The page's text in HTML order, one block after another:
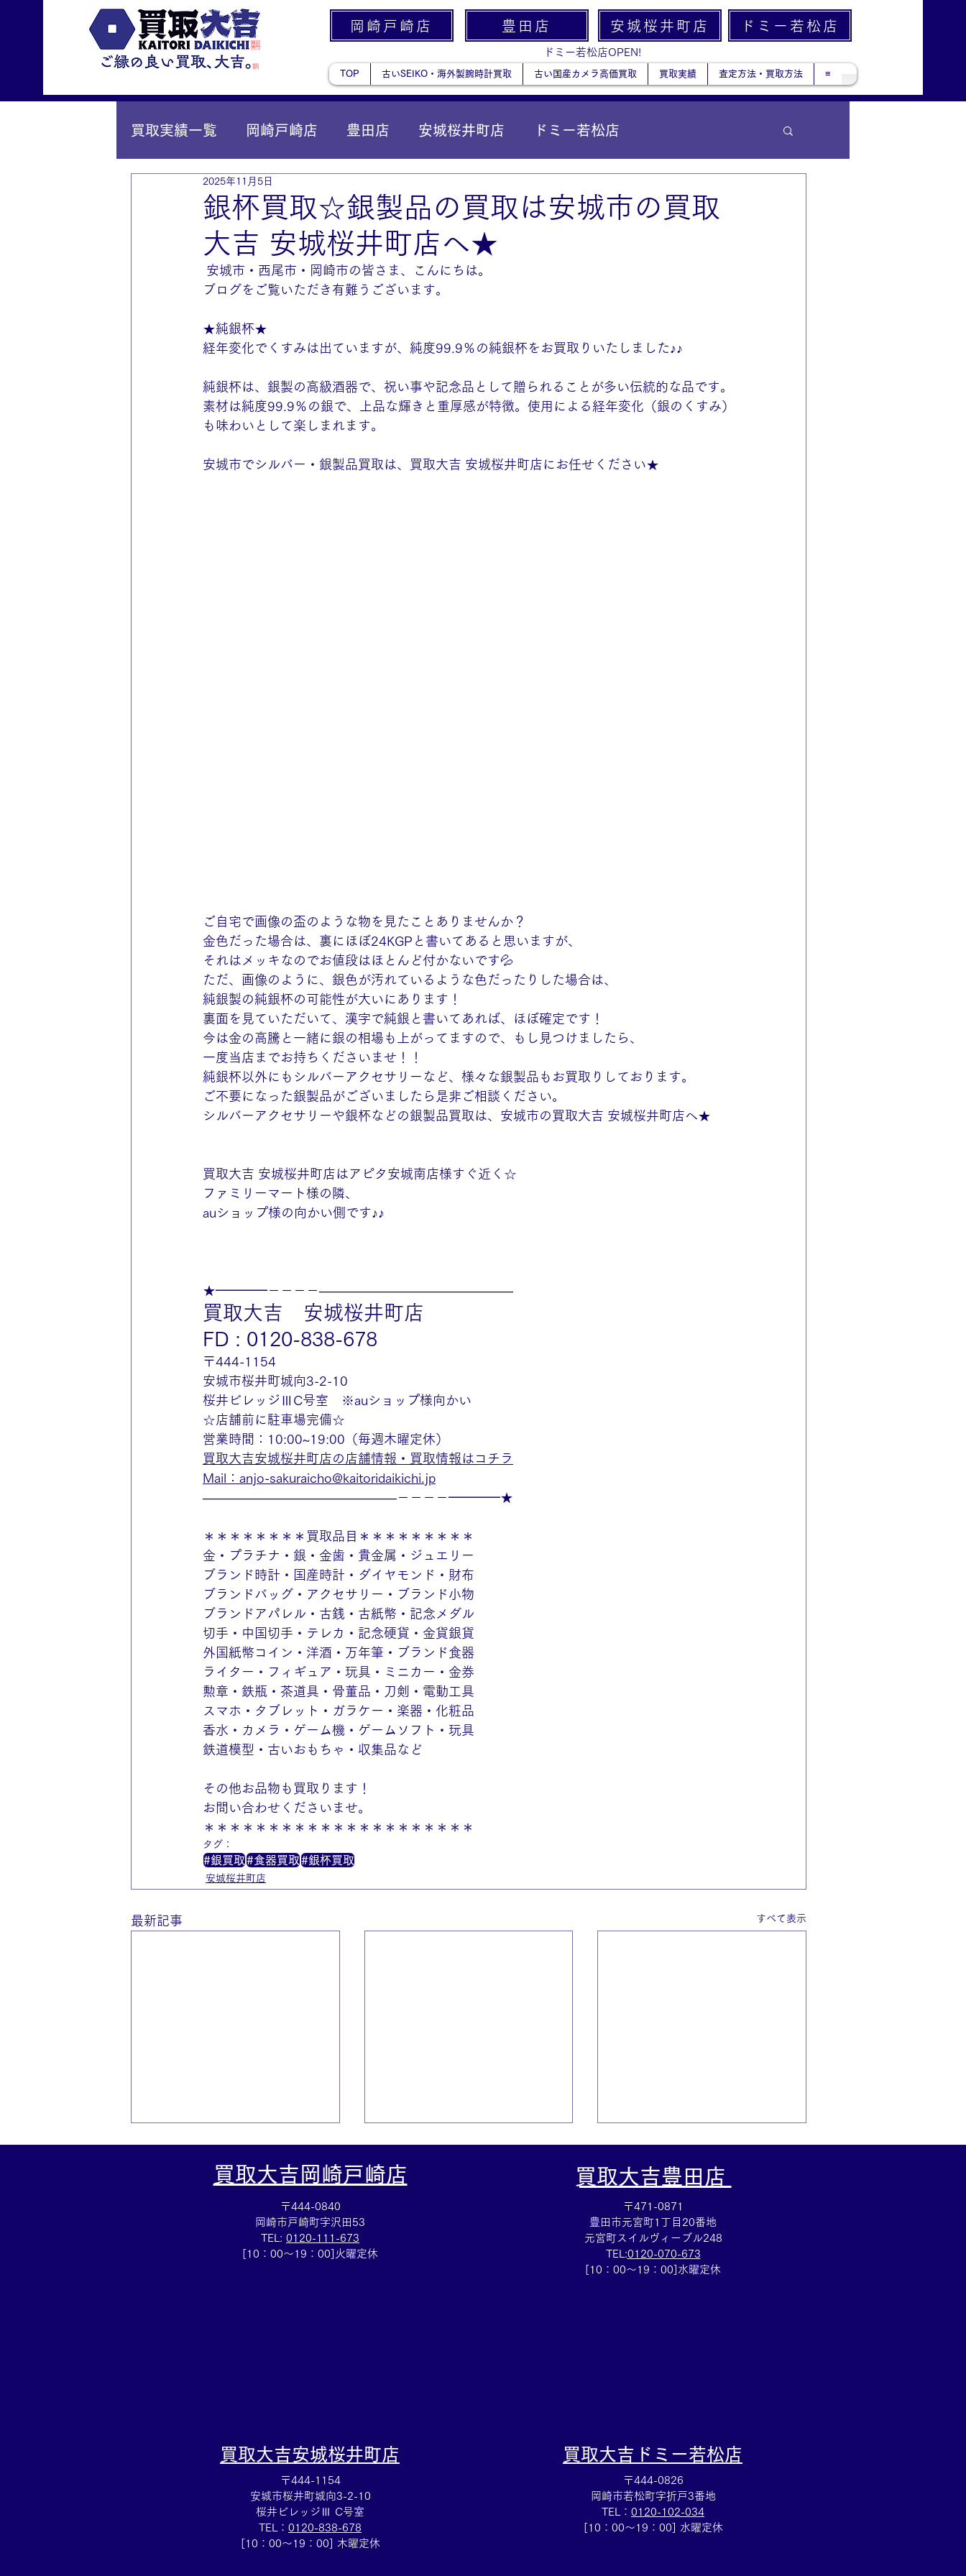
岡崎戸崎店 豊田店 安城桜井町店 ドミー若松店
ドミー若松店OPEN!
TOP 古いSEIKO・海外製腕時計買取 古い国産カメラ高価買取 買取実績 査定方法・買取方法 ≡
買取実績一覧 岡崎戸崎店 豊田店 安城桜井町店 ドミー若松店
IY安城店（安城桜井町店に統合）
銀杯買取☆銀製品の買取は安城市の買取
大吉 安城桜井町店へ★
2025年11月5日
安城市・西尾市・岡崎市の皆さま、こんにちは。
ブログをご覧いただき有難うございます。
★純銀杯★
経年変化でくすみは出ていますが、純度99.9％の純銀杯をお買取りいたしました♪♪
純銀杯は、銀製の高級酒器で、祝い事や記念品として贈られることが多い伝統的な品です。
素材は純度99.9％の銀で、上品な輝きと重厚感が特徴。使用による経年変化（銀のくすみ）
も味わいとして楽しまれます。
安城市でシルバー・銀製品買取は、買取大吉 安城桜井町店にお任せください★
ご自宅で画像の盃のような物を見たことありませんか？
金色だった場合は、裏にほぼ24KGPと書いてあると思いますが、
それはメッキなのでお値段はほとんど付かないです💦
ただ、画像のように、銀色が汚れているような色だったりした場合は、
純銀製の純銀杯の可能性が大いにあります！
裏面を見ていただいて、漢字で純銀と書いてあれば、ほぼ確定です！
今は金の高騰と一緒に銀の相場も上がってますので、もし見つけましたら、
一度当店までお持ちくださいませ！！
純銀杯以外にもシルバーアクセサリーなど、様々な銀製品もお買取りしております。
ご不要になった銀製品がございましたら是非ご相談ください。
シルバーアクセサリーや銀杯などの銀製品買取は、安城市の買取大吉 安城桜井町店へ★
買取大吉 安城桜井町店はアピタ安城南店様すぐ近く☆
ファミリーマート様の隣、
auショップ様の向かい側です♪♪
★━━━━－－－－———————————————
買取大吉　安城桜井町店
FD : 0120-838-678
〒444-1154
安城市桜井町城向3-2-10
桜井ビレッジⅢC号室　※auショップ様向かい
☆店舗前に駐車場完備☆
営業時間：10:00~19:00（毎週木曜定休）
買取大吉安城桜井町店の店舗情報・買取情報はコチラ
Mail：anjo-sakuraicho@kaitoridaikichi.jp
———————————————－－－－━━━━★
＊＊＊＊＊＊＊＊買取品目＊＊＊＊＊＊＊＊＊
金・プラチナ・銀・金歯・貴金属・ジュエリー
ブランド時計・国産時計・ダイヤモンド・財布
ブランドバッグ・アクセサリー・ブランド小物
ブランドアパレル・古銭・古紙幣・記念メダル
切手・中国切手・テレカ・記念硬貨・金貨銀貨
外国紙幣コイン・洋酒・万年筆・ブランド食器
ライター・フィギュア・玩具・ミニカー・金券
勲章・鉄瓶・茶道具・骨董品・刀剣・電動工具
スマホ・タブレット・ガラケー・楽器・化粧品
香水・カメラ・ゲーム機・ゲームソフト・玩具
鉄道模型・古いおもちゃ・収集品など
その他お品物も買取ります！
お問い合わせくださいませ。
＊＊＊＊＊＊＊＊＊＊＊＊＊＊＊＊＊＊＊＊＊
タグ：
#銀買取#食器買取#銀杯買取
安城桜井町店
最新記事 すべて表示
アップルウォッチのお買取も
買取大吉岡崎戸崎店
〒444-0840
岡崎市戸崎町字沢田53
TEL: 0120-111-673
[10：00～19：00]火曜定休
買取大吉安城桜井町店
〒444-1154
安城市桜井町城向3-2-10
桜井ビレッジⅢ C号室
TEL： 0120-838-678
[10：00～19：00] 木曜定休
​買取大吉豊田店
〒471-0871
豊田市元宮町1丁目20番地
元宮町スイルヴィーブル248
TEL:0120-070-673
[10：00～19：00]水曜定休
買取大吉ドミー若松店
〒444-0826
岡崎市若松町字折戸3番地
TEL： 0120-102-034
[10：00～19：00] 水曜定休